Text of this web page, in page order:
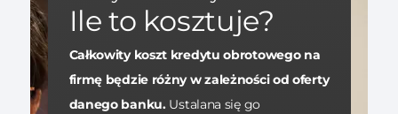
Ile to kosztuje?
Całkowity koszt kredytu obrotowego na
firmę będzie różny w zależności od oferty
danego banku.Ustalana się go